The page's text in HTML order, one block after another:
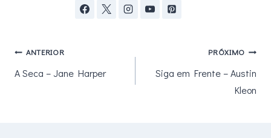
Navegação
de
ANTERIOR
A Seca – Jane Harper
PRÓXIMO
Siga em Frente – Austin
Kleon